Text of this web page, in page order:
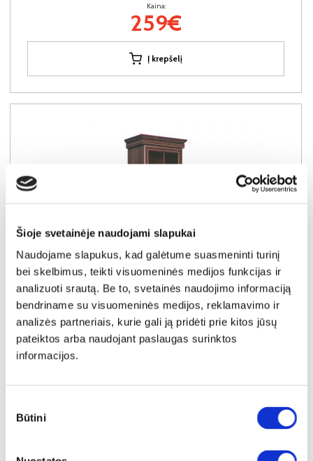
Šioje svetainėje naudojami slapukai
Naudojame slapukus, kad galėtume suasmeninti turinį
bei skelbimus, teikti visuomeninės medijos funkcijas ir
analizuoti srautą. Be to, svetainės naudojimo informaciją
bendriname su visuomeninės medijos, reklamavimo ir
analizės partneriais, kurie gali ją pridėti prie kitos jūsų
pateiktos arba naudojant paslaugas surinktos
informacijos.
pasirinkimas
Būtini
Kaina:
259€
Į krepšelį
YRA SANDĖLYJE
KORA KRW1 vitrina (Samoa King)
Išmatavimai: A: